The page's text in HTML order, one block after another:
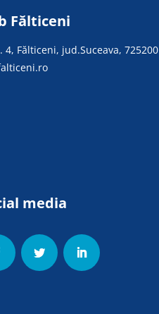
Fălticeni
Fălticeni, jud.Suceava, 725200
media